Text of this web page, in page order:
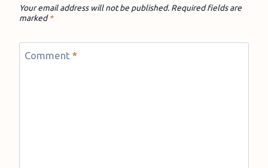
Your email address will not be published. Required fields are
marked*
Comment *